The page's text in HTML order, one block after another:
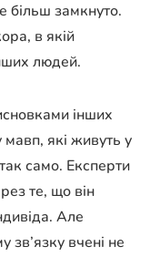
більш замкнуто.
в якій
людей.
інших
які живуть у
само. Експерти
те, що він
Але
зв’язку вчені не